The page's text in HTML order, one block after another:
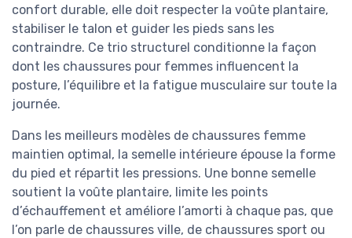
confort durable, elle doit respecter la voûte plantaire,
stabiliser le talon et guider les pieds sans les
contraindre. Ce trio structurel conditionne la façon
dont les chaussures pour femmes influencent la
posture, l’équilibre et la fatigue musculaire sur toute la
journée.
Dans les meilleurs modèles de chaussures femme
maintien optimal, la semelle intérieure épouse la forme
du pied et répartit les pressions. Une bonne semelle
soutient la voûte plantaire, limite les points
d’échauffement et améliore l’amorti à chaque pas, que
l’on parle de chaussures ville, de chaussures sport ou